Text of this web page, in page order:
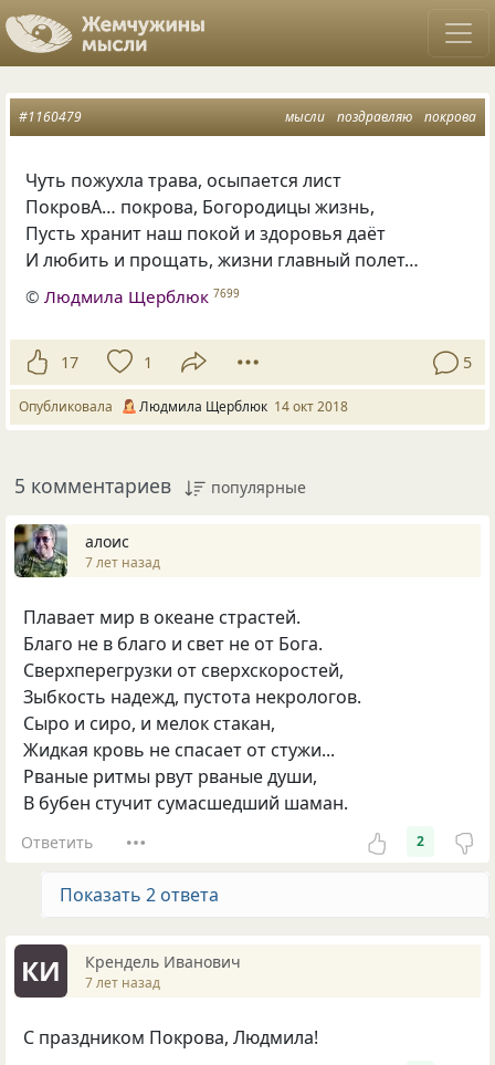
мысли поздравляю покрова
#1160479
Чуть пожухла трава, осыпается лист
ПокровА… покрова, Богородицы жизнь,
Пусть хранит наш покой и здоровья даёт
И любить и прощать, жизни главный полет…
©Людмила Щерблюк 7699
17 1 5
Опубликовала Людмила Щерблюк 14 окт 2018
5 комментариев популярные
алоис
7 лет назад
Плавает мир в океане страстей.
Благо не в благо и свет не от Бога.
Сверхперегрузки от сверхскоростей,
Зыбкость надежд, пустота некрологов.
Сыро и сиро, и мелок стакан,
Жидкая кровь не спасает от стужи...
Рваные ритмы рвут рваные души,
В бубен стучит сумасшедший шаман.
Ответить 2
Показать 2 ответа
КИ Крендель Иванович
7 лет назад
С праздником Покрова, Людмила!